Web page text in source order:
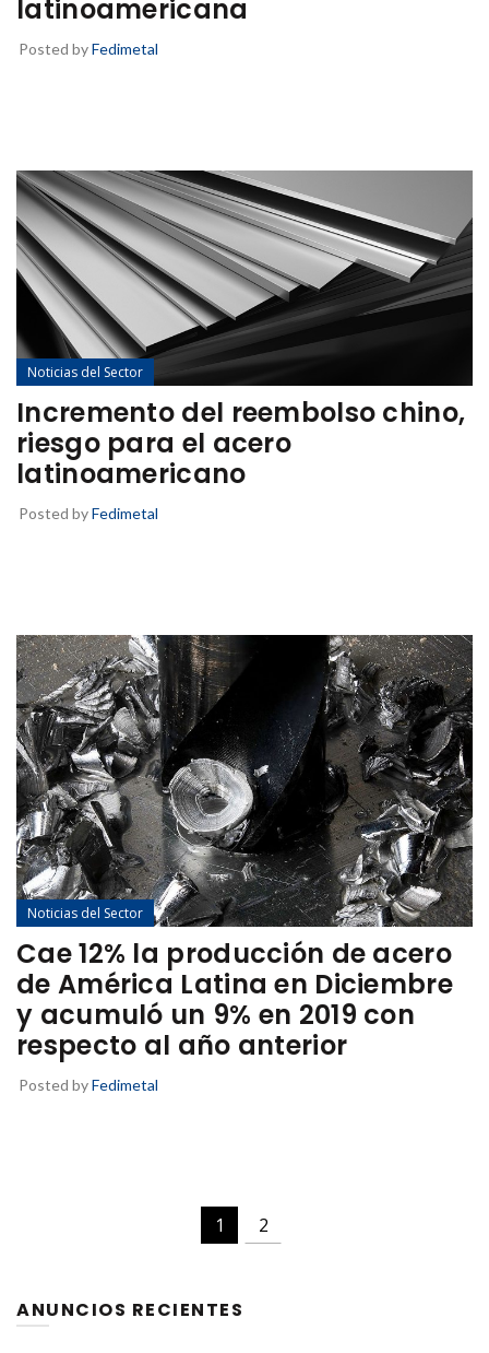
latinoamericana
Posted byFedimetal
Noticias del Sector
Incremento del reembolso chino,
riesgo para el acero
latinoamericano
Posted byFedimetal
Noticias del Sector
Cae 12% la producción de acero
de América Latina en Diciembre
y acumuló un 9% en 2019 con
respecto al año anterior
Posted byFedimetal
1 2
ANUNCIOS RECIENTES